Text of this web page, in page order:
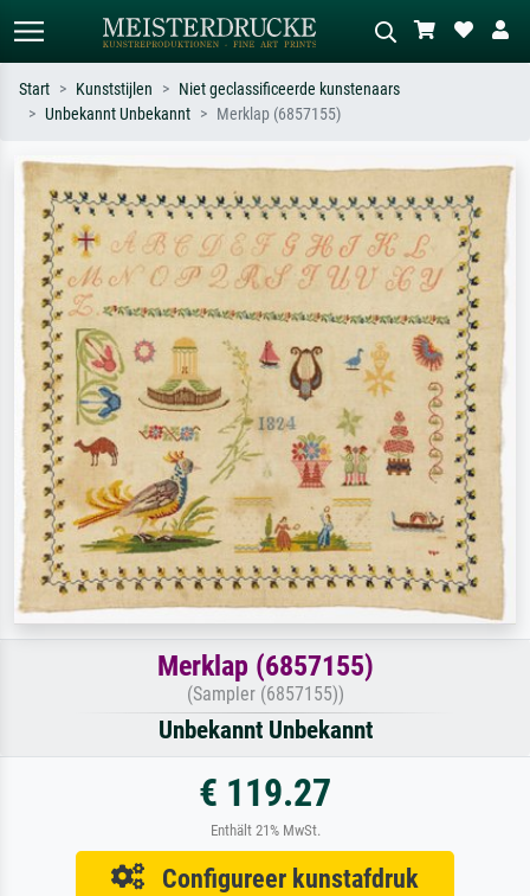
Zoek op kunstenaar, titel of stijl – bijv.
Monet, Sterrennacht, impressionisme,
Hokusai-golf, naakt.
Beschrijf de scène – bijv. groene
weide, abstract met veel rood, donker
olieverfschilderij, staand naakt naast
een boom.
Start Kunststijlen
Niet geclassificeerde kunstenaars
Unbekannt Unbekannt
Merklap (6857155)
Merklap (6857155)
(Sampler (6857155))
Unbekannt Unbekannt
€ 119.27
Enthält 21% MwSt.
Configureer kunstafdruk